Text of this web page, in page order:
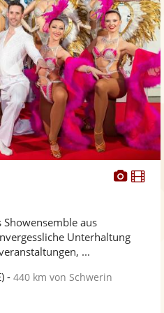
aus
Unterhaltung
...
-440 km von Schwerin